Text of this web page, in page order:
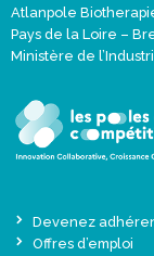
Atlanpole
Pays de la Loire –
Ministère de
Devenez
Offres d’emploi